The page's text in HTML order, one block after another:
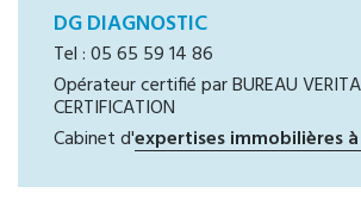
DG DIAGNOSTIC
Tel : 05 65 59 14 86
Opérateur certifié par BUREAU
CERTIFICATION
Cabinet d'expertises immobilières